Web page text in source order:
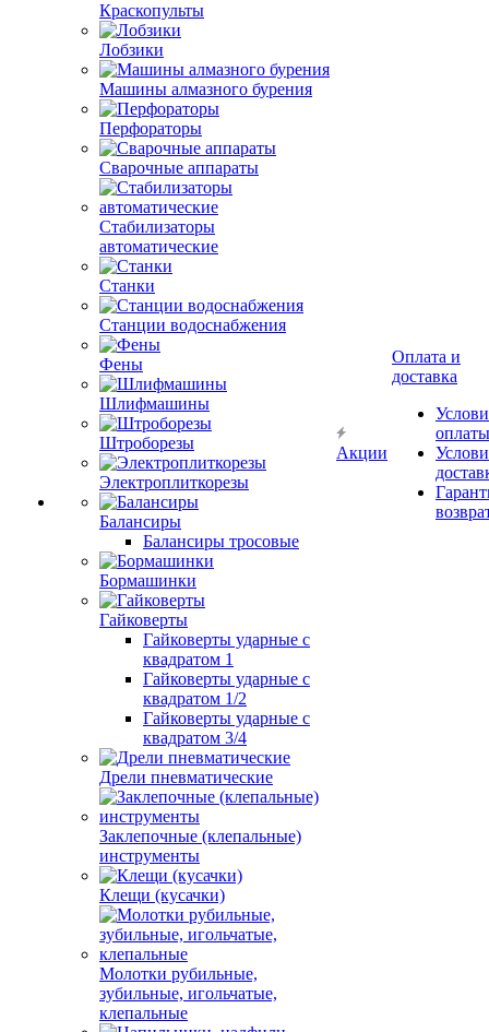
Краскопульты
Лобзики
Машины алмазного бурения
Перфораторы
Сварочные аппараты
Стабилизаторы
автоматические
Станки
Станции водоснабжения
Фены
Шлифмашины
Штроборезы
Электроплиткорезы
Балансиры
Балансиры тросовые
Бормашинки
Гайковерты
Гайковерты ударные с
квадратом 1
Гайковерты ударные с
квадратом 1/2
Гайковерты ударные с
квадратом 3/4
Дрели пневматические
Заклепочные (клепальные)
инструменты
Клещи (кусачки)
Молотки рубильные,
зубильные, игольчатые,
клепальные
Акции
Оплата и
доставка
оплаты